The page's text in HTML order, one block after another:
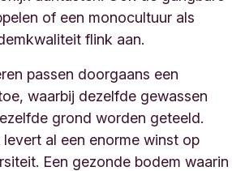
of een monocultuur als
flink aan.
passen doorgaans een
waarbij dezelfde gewassen
grond worden geteeld.
levert al een enorme winst op
Een gezonde bodem waarin